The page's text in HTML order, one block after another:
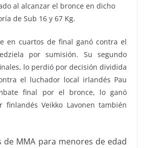
al alcanzar el bronce en dicho
de Sub 16 y 67 Kg.
en cuartos de final ganó contra el
por sumisión. Su segundo
lo perdió por decisión dividida
el luchador local irlandés Pau
final por el bronce, lo ganó
finlandés Veikko Lavonen también
de MMA para menores de edad